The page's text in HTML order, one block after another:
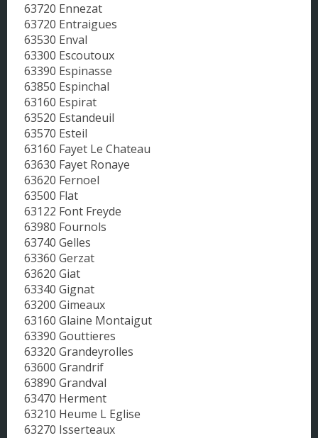
63720 Ennezat
63720 Entraigues
63530 Enval
63300 Escoutoux
63390 Espinasse
63850 Espinchal
63160 Espirat
63520 Estandeuil
63570 Esteil
63160 Fayet Le Chateau
63630 Fayet Ronaye
63620 Fernoel
63500 Flat
63122 Font Freyde
63980 Fournols
63740 Gelles
63360 Gerzat
63620 Giat
63340 Gignat
63200 Gimeaux
63160 Glaine Montaigut
63390 Gouttieres
63320 Grandeyrolles
63600 Grandrif
63890 Grandval
63470 Herment
63210 Heume L Eglise
63270 Isserteaux